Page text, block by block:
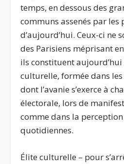
temps, en dessous des
communs assenés par les
d’aujourd’hui. Ceux-ci ne
des Parisiens méprisant
ils constituent
culturelle, formée dans les
dont l’avanie s’exerce à
électorale, lors de
comme dans la
quotidiennes.
Élite culturelle – pour